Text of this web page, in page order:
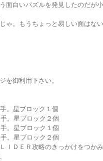
面白いパズルを発見したのだが
ゃ。もうちょっと易しい面はな
を御利用下さい。
。星ブロック１個
。星ブロック２個
。星ブロック１個
。星ブロック２個
ＤＥＲ攻略のきっかけをつか